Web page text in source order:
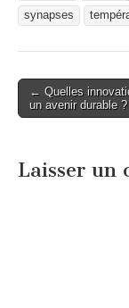
synapses
Post
navigation
← Quelles
un avenir durable ?
Laisser un